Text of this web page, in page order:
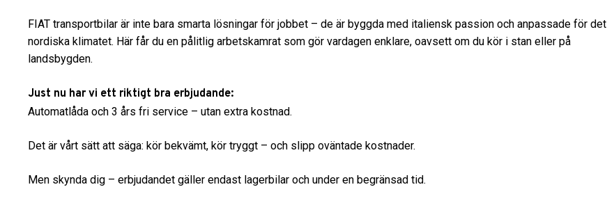
FIAT transportbilar är inte bara smarta lösningar för jobbet – de är byggda med italiensk passion och anpassade för det
nordiska klimatet. Här får du en pålitlig arbetskamrat som gör vardagen enklare, oavsett om du kör i stan eller på
landsbygden.
Just nu har vi ett riktigt bra erbjudande:
Automatlåda och 3 års fri service – utan extra kostnad.
Det är vårt sätt att säga: kör bekvämt, kör tryggt – och slipp oväntade kostnader.
Men skynda dig – erbjudandet gäller endast lagerbilar och under en begränsad tid.